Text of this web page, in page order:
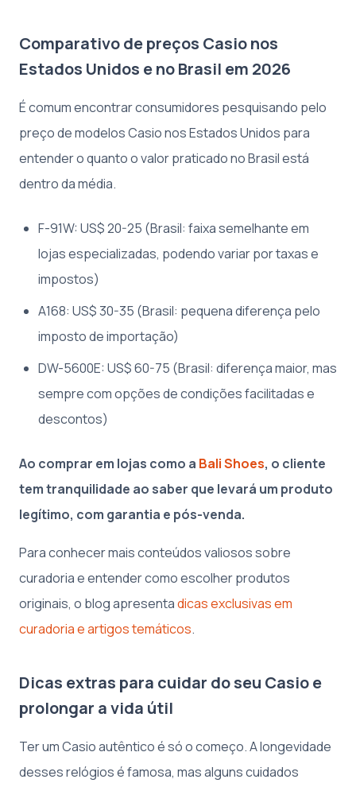
Comparativo de preços Casio nos
Estados Unidos e no Brasil em 2026
É comum encontrar consumidores pesquisando pelo
preço de modelos Casio nos Estados Unidos para
entender o quanto o valor praticado no Brasil está
dentro da média.
F-91W: US$ 20-25 (Brasil: faixa semelhante em
lojas especializadas, podendo variar por taxas e
impostos)
A168: US$ 30-35 (Brasil: pequena diferença pelo
imposto de importação)
DW-5600E: US$ 60-75 (Brasil: diferença maior, mas
sempre com opções de condições facilitadas e
descontos)
Ao comprar em lojas como a Bali Shoes, o cliente
tem tranquilidade ao saber que levará um produto
legítimo, com garantia e pós-venda.
Para conhecer mais conteúdos valiosos sobre
curadoria e entender como escolher produtos
originais, o blog apresentadicas exclusivas em
curadoria e artigos temáticos.
Dicas extras para cuidar do seu Casio e
prolongar a vida útil
Ter um Casio autêntico é só o começo. A longevidade
desses relógios é famosa, mas alguns cuidados